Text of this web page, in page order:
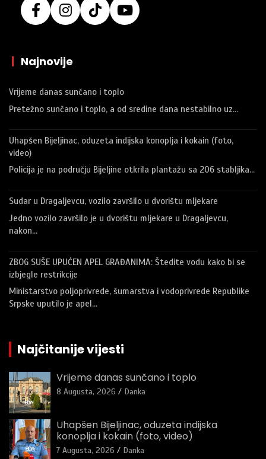
| Najnovije
Vrijeme danas sunčano i toplo
Pretežno sunčano i toplo, a od sredine dana nestabilno uz…
Uhapšen Bijeljinac, oduzeta indijska konoplja i kokain (foto,
video)
Policija je na području Bijeljine otkrila plantažu sa 206 stabljika…
Sudar u Dragaljevcu, vozilo završilo u dvorištu mljekare
Jedno vozilo završilo je u dvorištu mljekare u Dragaljevcu,
nakon…
ZBOG SUŠE UPUĆEN APEL GRAĐANIMA: Štedite vodu kako bi se
izbjegle restrikcije
Ministarstvo poljoprivrede, šumarstva i vodoprivrede Republike
Srpske uputilo je apel…
Najčitanije vijesti
Vrijeme danas sunčano i toplo
8 Augusta, 2026 Danka
Uhapšen Bijeljinac, oduzeta indijska
konoplja i kokain (foto, video)
7 Augusta, 2026 Danka